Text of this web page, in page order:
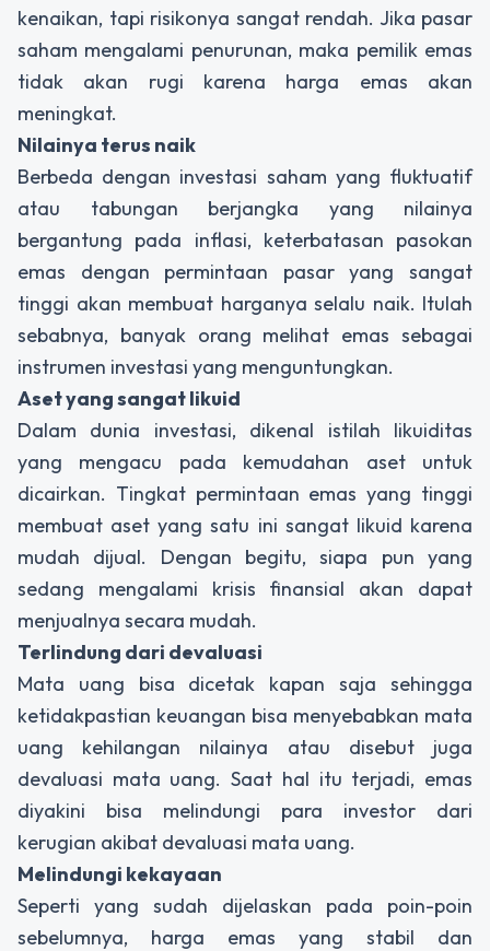
kenaikan, tapi risikonya sangat rendah. Jika pasar
saham mengalami penurunan, maka pemilik emas
tidak akan rugi karena harga emas akan
meningkat.
Nilainya terus naik
Berbeda dengan investasi saham yang fluktuatif
atau tabungan berjangka yang nilainya
bergantung pada inflasi, keterbatasan pasokan
emas dengan permintaan pasar yang sangat
tinggi akan membuat harganya selalu naik. Itulah
sebabnya, banyak orang melihat emas sebagai
instrumen investasi yang menguntungkan.
Aset yang sangat likuid
Dalam dunia investasi, dikenal istilah likuiditas
yang mengacu pada kemudahan aset untuk
dicairkan. Tingkat permintaan emas yang tinggi
membuat aset yang satu ini sangat likuid karena
mudah dijual. Dengan begitu, siapa pun yang
sedang mengalami krisis finansial akan dapat
menjualnya secara mudah.
Terlindung dari devaluasi
Mata uang bisa dicetak kapan saja sehingga
ketidakpastian keuangan bisa menyebabkan mata
uang kehilangan nilainya atau disebut juga
devaluasi mata uang. Saat hal itu terjadi, emas
diyakini bisa melindungi para investor dari
kerugian akibat devaluasi mata uang.
Melindungi kekayaan
Seperti yang sudah dijelaskan pada poin-poin
sebelumnya, harga emas yang stabil dan